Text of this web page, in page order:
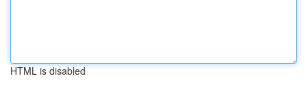
HTML is disabled